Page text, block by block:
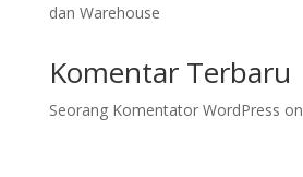
dan Warehouse
Komentar Terbaru
Seorang Komentator WordPress on